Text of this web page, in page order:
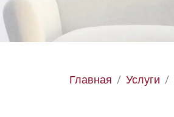
Главная Услуги